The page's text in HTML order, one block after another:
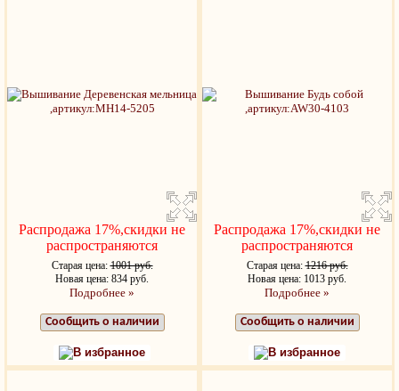
Распродажа 17%,скидки не
распространяются
Старая цена:1001 руб.
Новая цена: 834 руб.
Подробнее »
Сообщить о наличии
В избранное
Распродажа 17%,скидки не
распространяются
Старая цена:1216 руб.
Новая цена: 1013 руб.
Подробнее »
Сообщить о наличии
В избранное